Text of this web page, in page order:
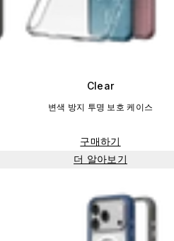
Clear
변색 방지 투명 보호 케이스
구매하기
더 알아보기